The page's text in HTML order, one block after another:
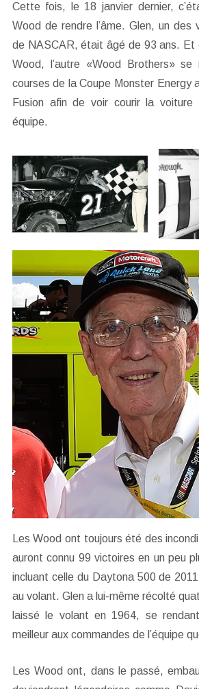
Cette fois, le 18 janvier dernier,
Wood de rendre l’âme. Glen, un des
de NASCAR, était âgé de 93 ans. Et
Wood, l’autre «Wood Brothers» se
courses de la Coupe Monster Energy
Fusion afin de voir courir la
équipe.
Les Wood ont toujours été des
auront connu 99 victoires en un peu
incluant celle du Daytona 500 de
au volant. Glen a lui-même récolté
laissé le volant en 1964, se
meilleur aux commandes de l’équipe
Les Wood ont, dans le passé,